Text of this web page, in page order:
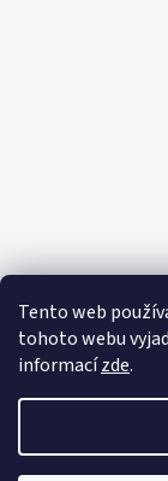
Tento web
tohoto webu
informacízde.